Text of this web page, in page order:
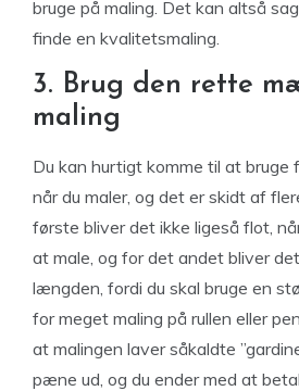
bruge på maling. Det kan altså
finde en kvalitetsmaling.
3. Brug den rette
maling
Du kan hurtigt komme til at bruge
når du maler, og det er skidt af
første bliver det ikke ligeså flot,
at male, og for det andet bliver
længden, fordi du skal bruge en
for meget maling på rullen eller
at malingen laver såkaldte
pæne ud, og du ender med at